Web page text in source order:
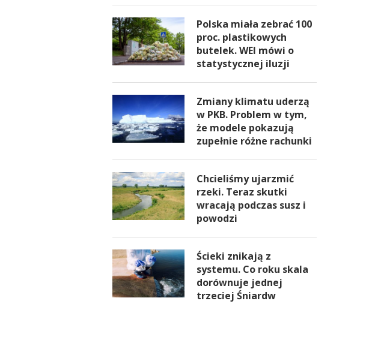
Polska miała zebrać 100
proc. plastikowych
butelek. WEI mówi o
statystycznej iluzji
Zmiany klimatu uderzą
w PKB. Problem w tym,
że modele pokazują
zupełnie różne rachunki
Chcieliśmy ujarzmić
rzeki. Teraz skutki
wracają podczas susz i
powodzi
Ścieki znikają z
systemu. Co roku skala
dorównuje jednej
trzeciej Śniardw